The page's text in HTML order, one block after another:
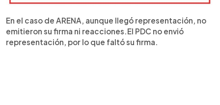
En el caso de ARENA, aunque llegó representación, no
emitieron su firma ni reacciones.El PDC no envió
representación, por lo que faltó su firma.